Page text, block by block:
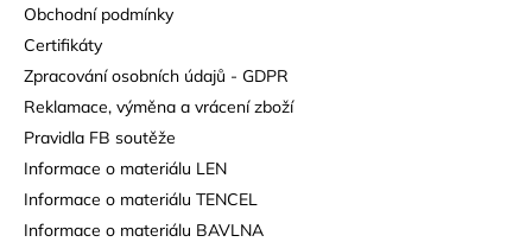
Obchodní podmínky
Certifikáty
Zpracování osobních údajů - GDPR
Reklamace, výměna a vrácení zboží
Pravidla FB soutěže
Informace o materiálu LEN
Informace o materiálu TENCEL
Informace o materiálu BAVLNA